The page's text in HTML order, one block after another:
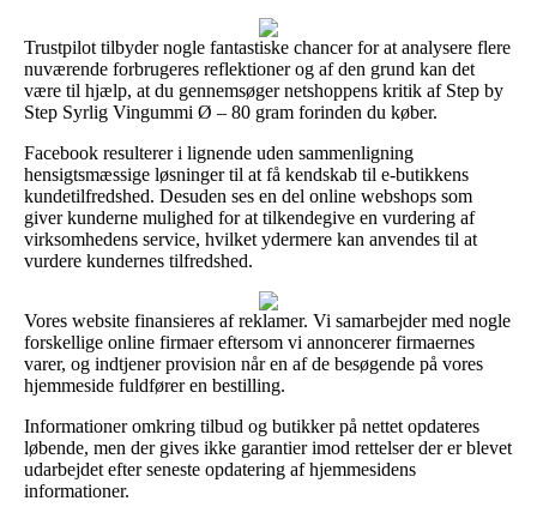
Trustpilot tilbyder nogle fantastiske chancer for at analysere flere
nuværende forbrugeres reflektioner og af den grund kan det
være til hjælp, at du gennemsøger netshoppens kritik af Step by
Step Syrlig Vingummi Ø – 80 gram forinden du køber.
Facebook resulterer i lignende uden sammenligning
hensigtsmæssige løsninger til at få kendskab til e-butikkens
kundetilfredshed. Desuden ses en del online webshops som
giver kunderne mulighed for at tilkendegive en vurdering af
virksomhedens service, hvilket ydermere kan anvendes til at
vurdere kundernes tilfredshed.
Vores website finansieres af reklamer. Vi samarbejder med nogle
forskellige online firmaer eftersom vi annoncerer firmaernes
varer, og indtjener provision når en af de besøgende på vores
hjemmeside fuldfører en bestilling.
Informationer omkring tilbud og butikker på nettet opdateres
løbende, men der gives ikke garantier imod rettelser der er blevet
udarbejdet efter seneste opdatering af hjemmesidens
informationer.